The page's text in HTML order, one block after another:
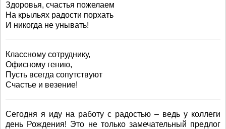
Здоровья, счастья пожелаем
На крыльях радости порхать
И никогда не унывать!
Классному сотруднику,
Офисному гению,
Пусть всегда сопутствуют
Счастье и везение!
Сегодня я иду на работу с радостью – ведь у коллеги
день Рождения! Это не только замечательный предлог